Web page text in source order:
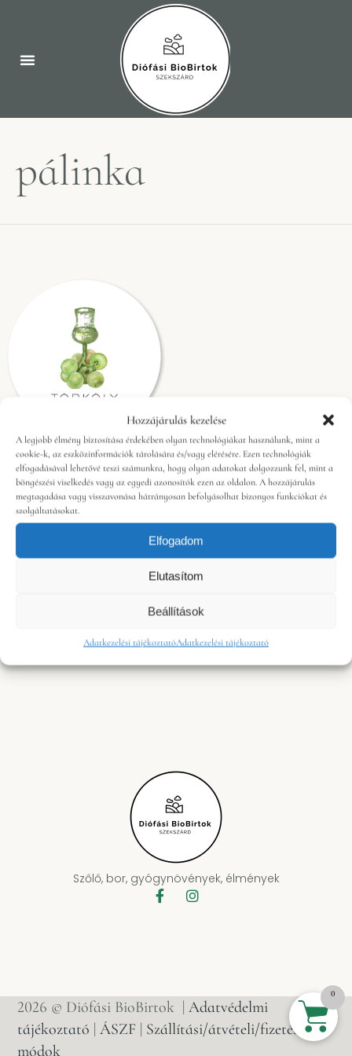
Hozzájárulás kezelése
A legjobb élmény biztosítása érdekében olyan technológiákat használunk, mint a
cookie-k, az eszközinformációk tárolására és/vagy elérésére. Ezen technológiák
elfogadásával lehetővé teszi számunkra, hogy olyan adatokat dolgozzunk fel, mint a
böngészési viselkedés vagy az egyedi azonosítók ezen az oldalon. A hozzájárulás
megtagadása vagy visszavonása hátrányosan befolyásolhat bizonyos funkciókat és
szolgáltatásokat.
Elfogadom
Elutasítom
Beállítások
Adatkezelési tájékoztatóAdatkezelési tájékoztató
pálinka
Törköly pálinka
6.900 Ft
Bio Kékfrankos és Cabernet
Szőlő, bor, gyógynövények, élmények
2026 © Diófási BioBirtok |Adatvédelmi
tájékoztató |ÁSZF | Szállítási/átvételi/fizetési
módok
0